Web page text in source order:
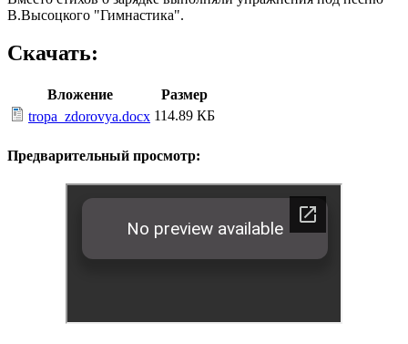
В.Высоцкого "Гимнастика".
Скачать:
Вложение
Размер
tropa_zdorovya.docx 114.89 КБ
Предварительный просмотр: